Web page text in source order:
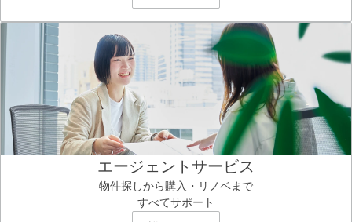
エージェントサービス
物件探しから購入・リノベまで
すべてサポート